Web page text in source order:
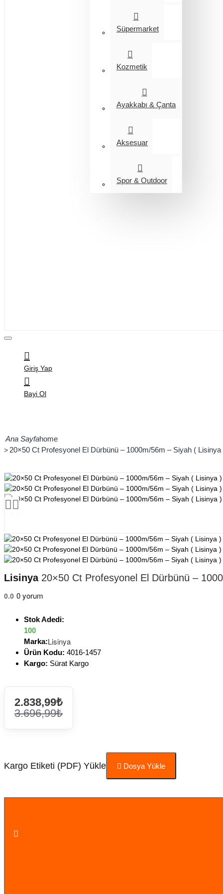
Süpermarket
Kozmetik
Ayakkabı & Çanta
Aksesuar
Spor & Outdoor
Giriş Yap
Bayi Ol
home
20×50 Ct Profesyonel El Dürbünü – 1000m/56m – Siyah ( Lisinya
Lisinya20×50 Ct Profesyonel El Dürbünü –
0.0 0 yorum
Stok Adedi:
100
Marka:Lisinya
Ürün Kodu: 4016-1457
Kargo: Sürat Kargo
2.838,99₺
3.696,99₺
Kargo Etiketi (PDF) Yükle Dosya Yükle